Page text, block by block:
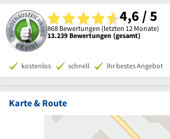
4,6 / 5
868 Bewertungen (letzten 12 Monate)
13.239 Bewertungen (gesamt)
kostenlos schnell Ihr bestes Angebot
Karte & Route